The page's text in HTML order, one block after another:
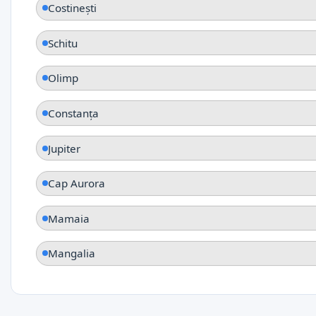
Costinești
Schitu
Olimp
Constanța
Jupiter
Cap Aurora
Mamaia
Mangalia